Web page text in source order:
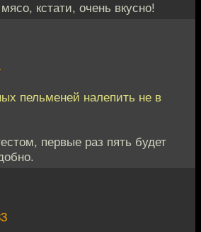
кстати, очень вкусно!
пельменей налепить не в
первые раз пять будет